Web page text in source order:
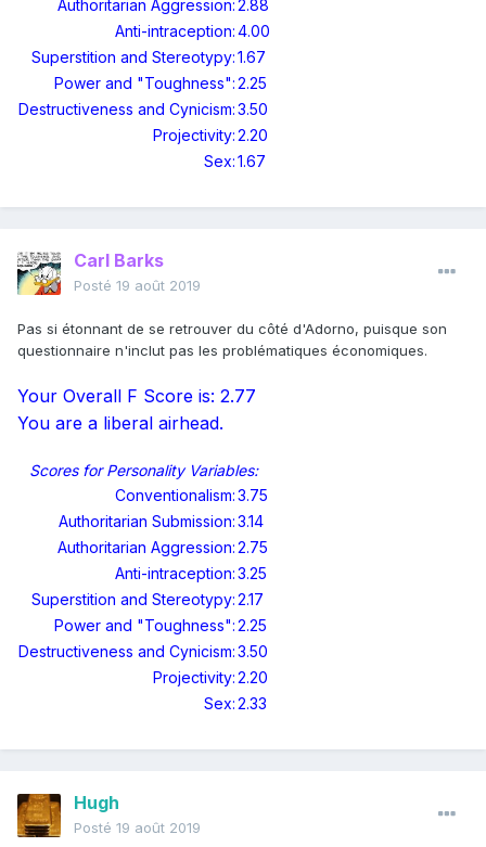
Authoritarian Aggression:2.88
Anti-intraception:4.00
Superstition and Stereotypy:1.67
Power and "Toughness":2.25
Destructiveness and Cynicism:3.50
Projectivity:2.20
Sex:1.67
Carl Barks
Posté 19 août 2019
Pas si étonnant de se retrouver du côté d'Adorno, puisque son
questionnaire n'inclut pas les problématiques économiques.
Your Overall F Score is: 2.77
You are a liberal airhead.
Scores for Personality Variables:
Conventionalism:3.75
Authoritarian Submission:3.14
Authoritarian Aggression:2.75
Anti-intraception:3.25
Superstition and Stereotypy:2.17
Power and "Toughness":2.25
Destructiveness and Cynicism:3.50
Projectivity:2.20
Sex:2.33
Hugh
Posté 19 août 2019